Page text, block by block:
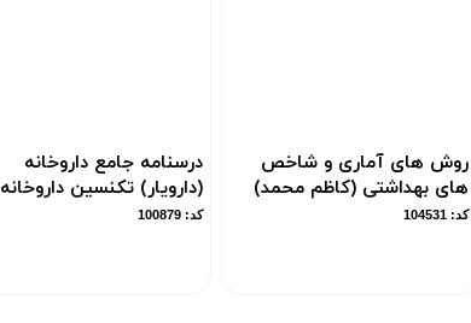
روش های آماری و شاخص
های بهداشتی (کاظم محمد)
کد: 104531
درسنامه جامع داروخانه
(دارویار) تکنسین داروخانه
کد: 100879